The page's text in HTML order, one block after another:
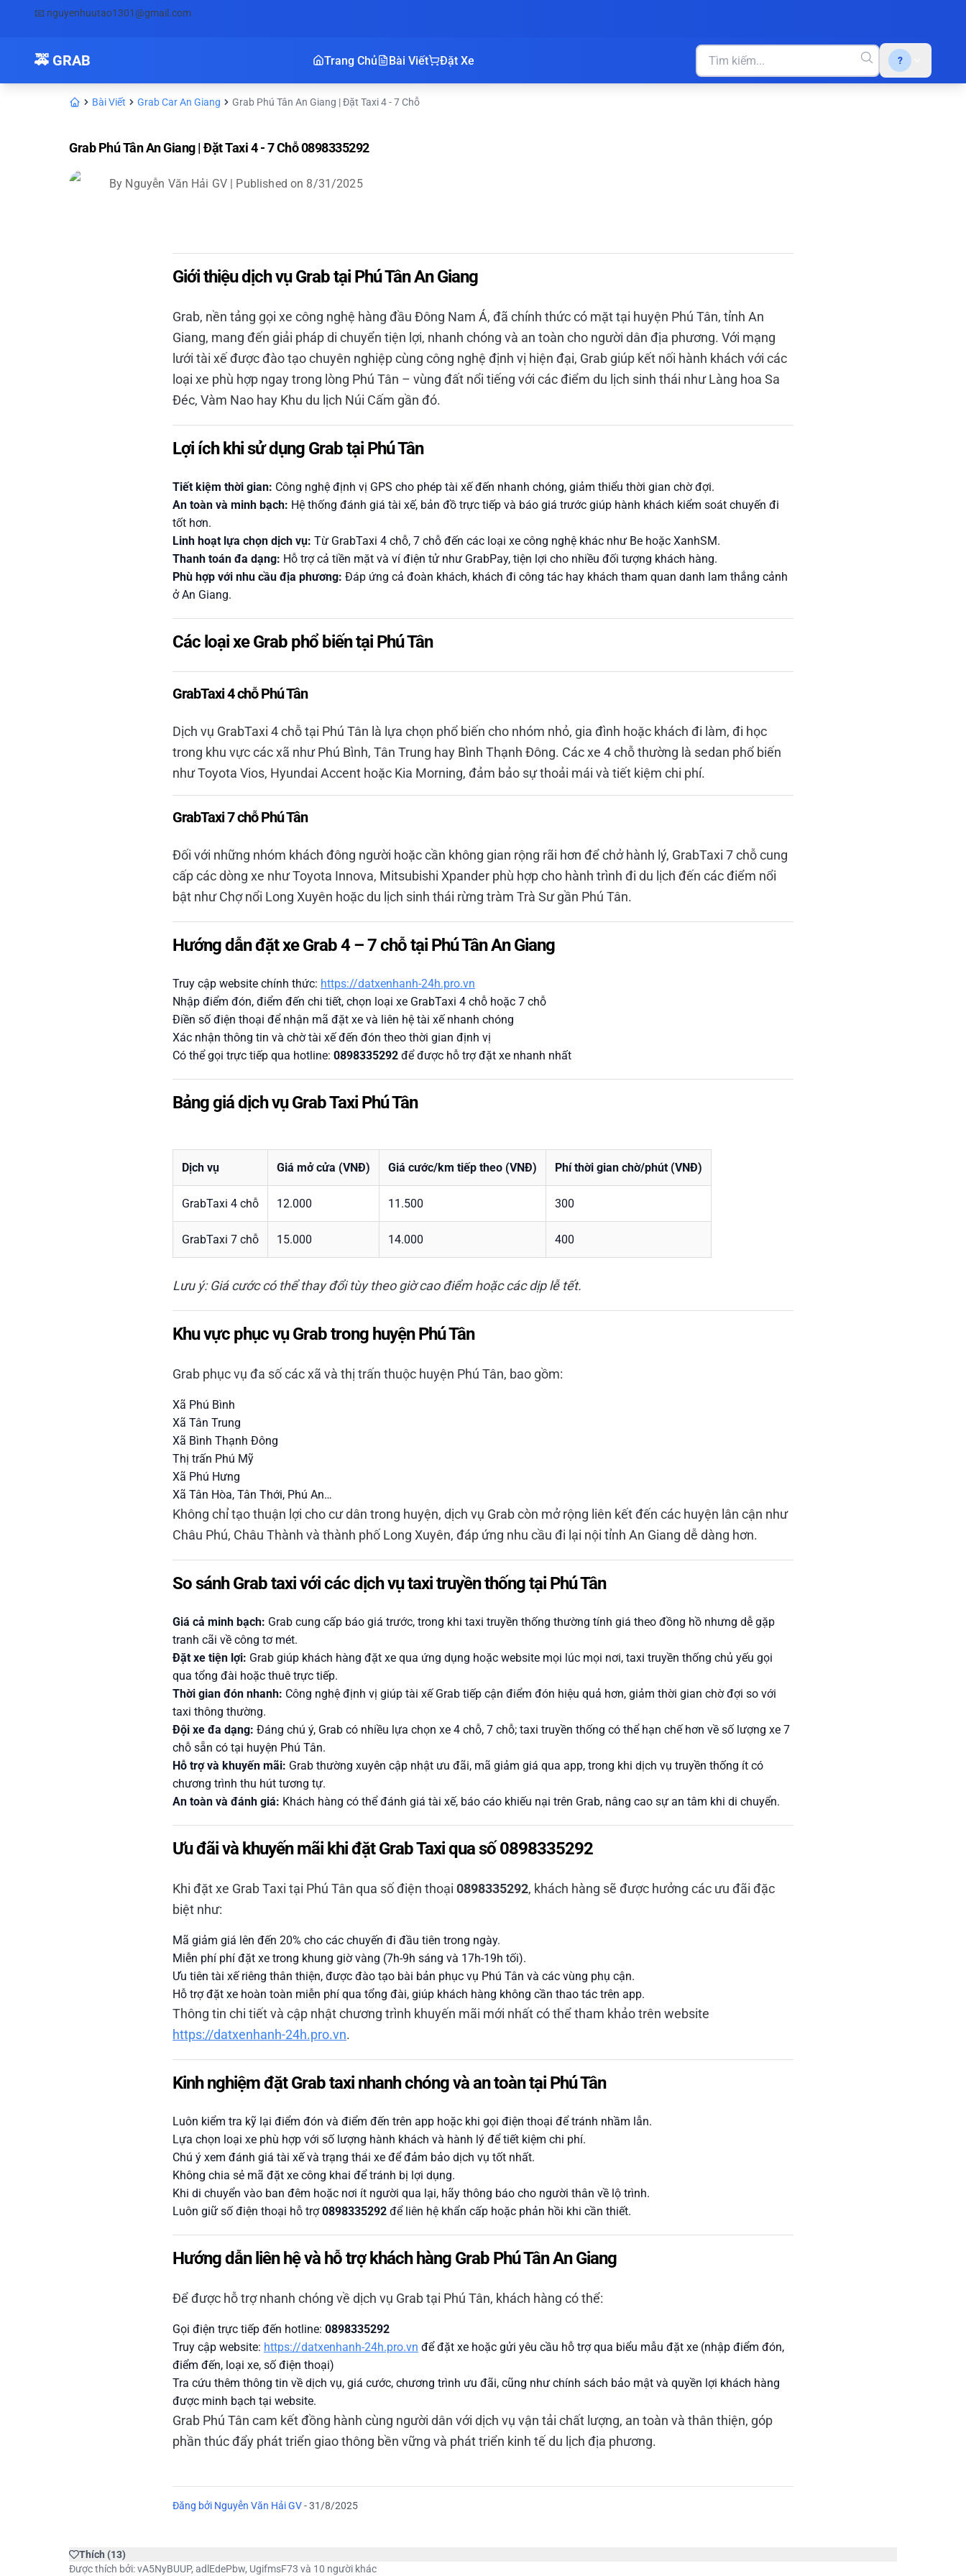
📧 nguyenhuutao1301@gmail.com
🚕 GRAB Trang Chủ Bài Viết Đặt Xe ?
Bài Viết Grab Car An Giang Grab Phú Tân An Giang | Đặt Taxi 4 - 7 Chỗ
Grab Phú Tân An Giang | Đặt Taxi 4 - 7 Chỗ 0898335292
By Nguyễn Văn Hải GV | Published on 8/31/2025
Giới thiệu dịch vụ Grab tại Phú Tân An Giang
Grab, nền tảng gọi xe công nghệ hàng đầu Đông Nam Á, đã chính thức có mặt tại huyện Phú Tân, tỉnh An
Giang, mang đến giải pháp di chuyển tiện lợi, nhanh chóng và an toàn cho người dân địa phương. Với mạng
lưới tài xế được đào tạo chuyên nghiệp cùng công nghệ định vị hiện đại, Grab giúp kết nối hành khách với các
loại xe phù hợp ngay trong lòng Phú Tân – vùng đất nổi tiếng với các điểm du lịch sinh thái như Làng hoa Sa
Đéc, Vàm Nao hay Khu du lịch Núi Cấm gần đó.
Lợi ích khi sử dụng Grab tại Phú Tân
Tiết kiệm thời gian: Công nghệ định vị GPS cho phép tài xế đến nhanh chóng, giảm thiểu thời gian chờ đợi.
An toàn và minh bạch: Hệ thống đánh giá tài xế, bản đồ trực tiếp và báo giá trước giúp hành khách kiểm soát chuyến đi
tốt hơn.
Linh hoạt lựa chọn dịch vụ: Từ GrabTaxi 4 chỗ, 7 chỗ đến các loại xe công nghệ khác như Be hoặc XanhSM.
Thanh toán đa dạng: Hỗ trợ cả tiền mặt và ví điện tử như GrabPay, tiện lợi cho nhiều đối tượng khách hàng.
Phù hợp với nhu cầu địa phương: Đáp ứng cả đoàn khách, khách đi công tác hay khách tham quan danh lam thắng cảnh
ở An Giang.
Các loại xe Grab phổ biến tại Phú Tân
GrabTaxi 4 chỗ Phú Tân
Dịch vụ GrabTaxi 4 chỗ tại Phú Tân là lựa chọn phổ biến cho nhóm nhỏ, gia đình hoặc khách đi làm, đi học
trong khu vực các xã như Phú Bình, Tân Trung hay Bình Thạnh Đông. Các xe 4 chỗ thường là sedan phổ biến
như Toyota Vios, Hyundai Accent hoặc Kia Morning, đảm bảo sự thoải mái và tiết kiệm chi phí.
GrabTaxi 7 chỗ Phú Tân
Đối với những nhóm khách đông người hoặc cần không gian rộng rãi hơn để chở hành lý, GrabTaxi 7 chỗ cung
cấp các dòng xe như Toyota Innova, Mitsubishi Xpander phù hợp cho hành trình đi du lịch đến các điểm nổi
bật như Chợ nổi Long Xuyên hoặc du lịch sinh thái rừng tràm Trà Sư gần Phú Tân.
Hướng dẫn đặt xe Grab 4 – 7 chỗ tại Phú Tân An Giang
Truy cập website chính thức: https://datxenhanh-24h.pro.vn
Nhập điểm đón, điểm đến chi tiết, chọn loại xe GrabTaxi 4 chỗ hoặc 7 chỗ
Điền số điện thoại để nhận mã đặt xe và liên hệ tài xế nhanh chóng
Xác nhận thông tin và chờ tài xế đến đón theo thời gian định vị
Có thể gọi trực tiếp qua hotline: 0898335292 để được hỗ trợ đặt xe nhanh nhất
Bảng giá dịch vụ Grab Taxi Phú Tân
Dịch vụ Giá mở cửa (VNĐ) Giá cước/km tiếp theo (VNĐ) Phí thời gian chờ/phút (VNĐ)
GrabTaxi 4 chỗ 12.000 11.500 300
GrabTaxi 7 chỗ 15.000 14.000 400
Lưu ý: Giá cước có thể thay đổi tùy theo giờ cao điểm hoặc các dịp lễ tết.
Khu vực phục vụ Grab trong huyện Phú Tân
Grab phục vụ đa số các xã và thị trấn thuộc huyện Phú Tân, bao gồm:
Xã Phú Bình
Xã Tân Trung
Xã Bình Thạnh Đông
Thị trấn Phú Mỹ
Xã Phú Hưng
Xã Tân Hòa, Tân Thới, Phú An…
Không chỉ tạo thuận lợi cho cư dân trong huyện, dịch vụ Grab còn mở rộng liên kết đến các huyện lân cận như
Châu Phú, Châu Thành và thành phố Long Xuyên, đáp ứng nhu cầu đi lại nội tỉnh An Giang dễ dàng hơn.
So sánh Grab taxi với các dịch vụ taxi truyền thống tại Phú Tân
Giá cả minh bạch: Grab cung cấp báo giá trước, trong khi taxi truyền thống thường tính giá theo đồng hồ nhưng dễ gặp
tranh cãi về công tơ mét.
Đặt xe tiện lợi: Grab giúp khách hàng đặt xe qua ứng dụng hoặc website mọi lúc mọi nơi, taxi truyền thống chủ yếu gọi
qua tổng đài hoặc thuê trực tiếp.
Thời gian đón nhanh: Công nghệ định vị giúp tài xế Grab tiếp cận điểm đón hiệu quả hơn, giảm thời gian chờ đợi so với
taxi thông thường.
Đội xe đa dạng: Đáng chú ý, Grab có nhiều lựa chọn xe 4 chỗ, 7 chỗ; taxi truyền thống có thể hạn chế hơn về số lượng xe 7
chỗ sẵn có tại huyện Phú Tân.
Hỗ trợ và khuyến mãi: Grab thường xuyên cập nhật ưu đãi, mã giảm giá qua app, trong khi dịch vụ truyền thống ít có
chương trình thu hút tương tự.
An toàn và đánh giá: Khách hàng có thể đánh giá tài xế, báo cáo khiếu nại trên Grab, nâng cao sự an tâm khi di chuyển.
Ưu đãi và khuyến mãi khi đặt Grab Taxi qua số 0898335292
Khi đặt xe Grab Taxi tại Phú Tân qua số điện thoại 0898335292, khách hàng sẽ được hưởng các ưu đãi đặc
biệt như:
Mã giảm giá lên đến 20% cho các chuyến đi đầu tiên trong ngày.
Miễn phí phí đặt xe trong khung giờ vàng (7h-9h sáng và 17h-19h tối).
Ưu tiên tài xế riêng thân thiện, được đào tạo bài bản phục vụ Phú Tân và các vùng phụ cận.
Hỗ trợ đặt xe hoàn toàn miễn phí qua tổng đài, giúp khách hàng không cần thao tác trên app.
Thông tin chi tiết và cập nhật chương trình khuyến mãi mới nhất có thể tham khảo trên website
https://datxenhanh-24h.pro.vn.
Kinh nghiệm đặt Grab taxi nhanh chóng và an toàn tại Phú Tân
Luôn kiểm tra kỹ lại điểm đón và điểm đến trên app hoặc khi gọi điện thoại để tránh nhầm lẫn.
Lựa chọn loại xe phù hợp với số lượng hành khách và hành lý để tiết kiệm chi phí.
Chú ý xem đánh giá tài xế và trạng thái xe để đảm bảo dịch vụ tốt nhất.
Không chia sẻ mã đặt xe công khai để tránh bị lợi dụng.
Khi di chuyển vào ban đêm hoặc nơi ít người qua lại, hãy thông báo cho người thân về lộ trình.
Luôn giữ số điện thoại hỗ trợ0898335292 để liên hệ khẩn cấp hoặc phản hồi khi cần thiết.
Hướng dẫn liên hệ và hỗ trợ khách hàng Grab Phú Tân An Giang
Để được hỗ trợ nhanh chóng về dịch vụ Grab tại Phú Tân, khách hàng có thể:
Gọi điện trực tiếp đến hotline: 0898335292
Truy cập website: https://datxenhanh-24h.pro.vn để đặt xe hoặc gửi yêu cầu hỗ trợ qua biểu mẫu đặt xe (nhập điểm đón,
điểm đến, loại xe, số điện thoại)
Tra cứu thêm thông tin về dịch vụ, giá cước, chương trình ưu đãi, cũng như chính sách bảo mật và quyền lợi khách hàng
được minh bạch tại website.
Grab Phú Tân cam kết đồng hành cùng người dân với dịch vụ vận tải chất lượng, an toàn và thân thiện, góp
phần thúc đẩy phát triển giao thông bền vững và phát triển kinh tế du lịch địa phương.
Đăng bởi Nguyễn Văn Hải GV-31/8/2025
Thích (13)
Được thích bởi:vA5NyBUUP, adlEdePbw, UgifmsF73 và 10 người khác